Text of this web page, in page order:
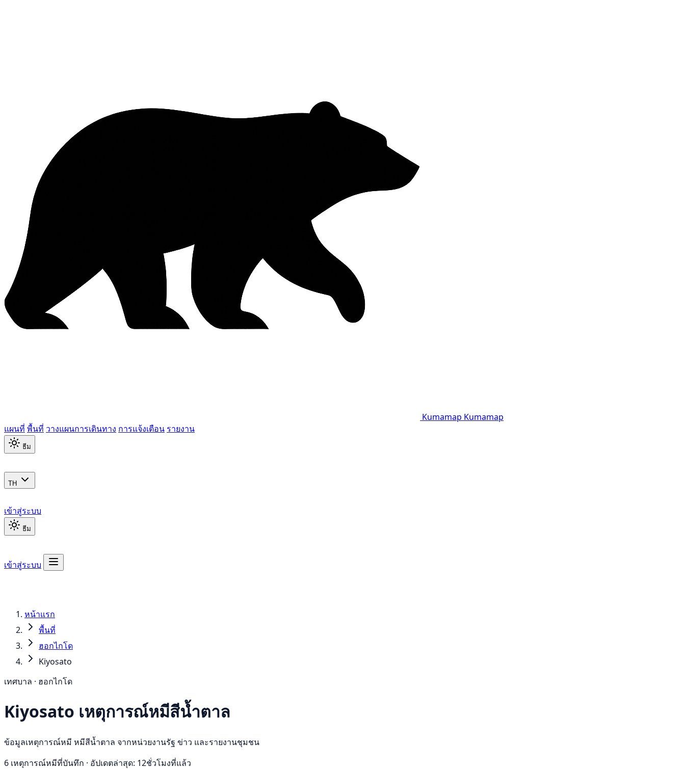
Kumamap Kumamap
แผนที่ พื้นที่ วางแผนการเดินทาง การแจ้งเตือน รายงาน
ธีม
TH
เข้าสู่ระบบ
ธีม
เข้าสู่ระบบ
หน้าแรก
พื้นที่
ฮอกไกโด
Kiyosato
เทศบาล · ฮอกไกโด
Kiyosato เหตุการณ์หมีสีน้ำตาล
ข้อมูลเหตุการณ์หมี หมีสีน้ำตาล จากหน่วยงานรัฐ ข่าว และรายงานชุมชน
6 เหตุการณ์หมีที่บันทึก · อัปเดตล่าสุด: 12ชั่วโมงที่แล้ว